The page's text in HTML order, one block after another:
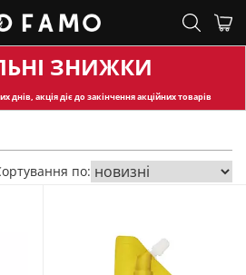
ЗНИЖКИ
днів, акція діє до закінчення акційних товарів
по: